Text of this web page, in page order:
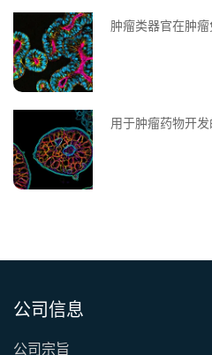
肿瘤类器官在肿
用于肿瘤药物开
公司信息
公司宗旨